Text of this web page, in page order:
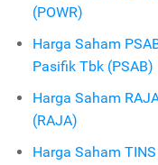
(POWR)
Harga Saham
Pasifik Tbk (PSAB)
Harga Saham
(RAJA)
Harga Saham